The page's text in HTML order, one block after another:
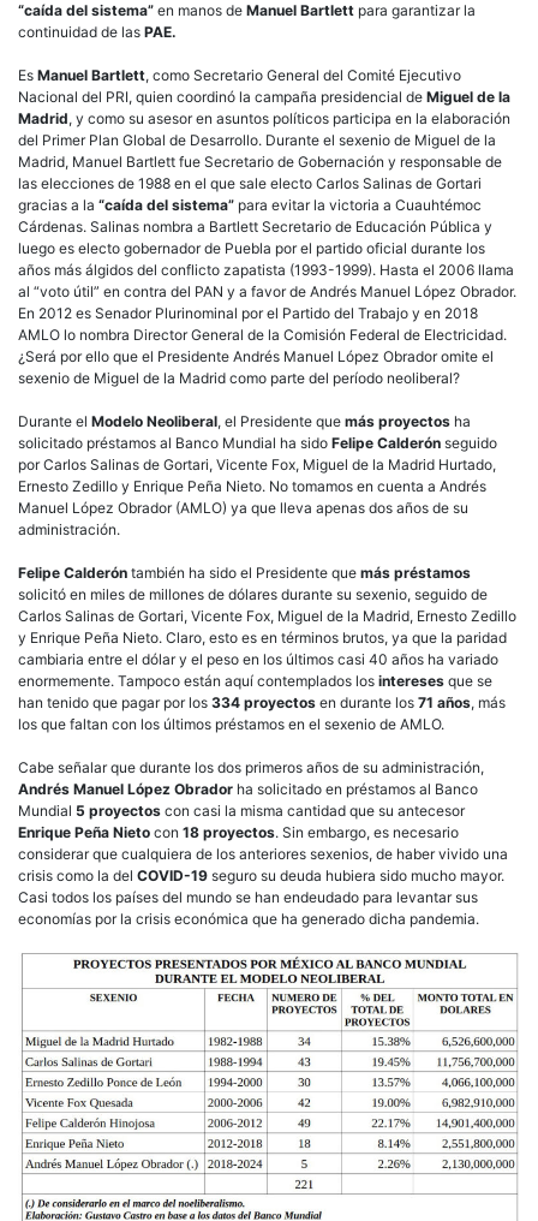
“caída del sistema” en manos de Manuel Bartlett para garantizar la
continuidad de las PAE.
Es Manuel Bartlett, como Secretario General del Comité Ejecutivo
Nacional del PRI, quien coordinó la campaña presidencial de Miguel de la
Madrid, y como su asesor en asuntos políticos participa en la elaboración
del Primer Plan Global de Desarrollo. Durante el sexenio de Miguel de la
Madrid, Manuel Bartlett fue Secretario de Gobernación y responsable de
las elecciones de 1988 en el que sale electo Carlos Salinas de Gortari
gracias a la “caída del sistema” para evitar la victoria a Cuauhtémoc
Cárdenas. Salinas nombra a Bartlett Secretario de Educación Pública y
luego es electo gobernador de Puebla por el partido oficial durante los
años más álgidos del conflicto zapatista (1993-1999). Hasta el 2006 llama
al “voto útil” en contra del PAN y a favor de Andrés Manuel López Obrador.
En 2012 es Senador Plurinominal por el Partido del Trabajo y en 2018
AMLO lo nombra Director General de la Comisión Federal de Electricidad.
¿Será por ello que el Presidente Andrés Manuel López Obrador omite el
sexenio de Miguel de la Madrid como parte del período neoliberal?
Durante el Modelo Neoliberal, el Presidente que más proyectos ha
solicitado préstamos al Banco Mundial ha sido Felipe Calderón seguido
por Carlos Salinas de Gortari, Vicente Fox, Miguel de la Madrid Hurtado,
Ernesto Zedillo y Enrique Peña Nieto. No tomamos en cuenta a Andrés
Manuel López Obrador (AMLO) ya que lleva apenas dos años de su
administración.
Felipe Calderón también ha sido el Presidente que más préstamos
solicitó en miles de millones de dólares durante su sexenio, seguido de
Carlos Salinas de Gortari, Vicente Fox, Miguel de la Madrid, Ernesto Zedillo
y Enrique Peña Nieto. Claro, esto es en términos brutos, ya que la paridad
cambiaria entre el dólar y el peso en los últimos casi 40 años ha variado
enormemente. Tampoco están aquí contemplados los intereses que se
han tenido que pagar por los 334 proyectos en durante los 71 años, más
los que faltan con los últimos préstamos en el sexenio de AMLO.
Cabe señalar que durante los dos primeros años de su administración,
Andrés Manuel López Obrador ha solicitado en préstamos al Banco
Mundial 5 proyectos con casi la misma cantidad que su antecesor
Enrique Peña Nieto con 18 proyectos. Sin embargo, es necesario
considerar que cualquiera de los anteriores sexenios, de haber vivido una
crisis como la del COVID-19 seguro su deuda hubiera sido mucho mayor.
Casi todos los países del mundo se han endeudado para levantar sus
economías por la crisis económica que ha generado dicha pandemia.